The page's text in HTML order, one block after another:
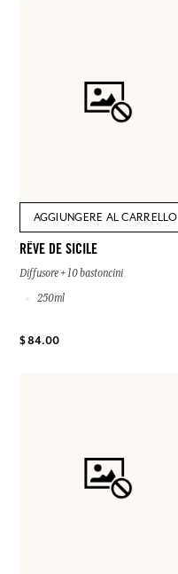
AGGIUNGERE AL CARRELLO
RÊVE DE SICILE
Diffusore + 10 bastoncini
250ml
$ 84.00